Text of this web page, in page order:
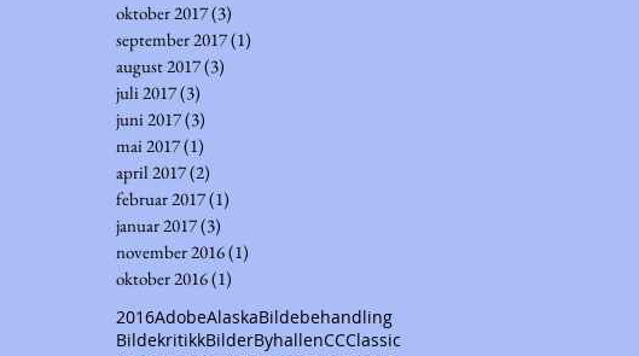
oktober 2017(3)
september 2017(1)
august 2017(3)
juli 2017(3)
juni 2017(3)
mai 2017(1)
april 2017(2)
februar 2017(1)
januar 2017(3)
november 2016(1)
oktober 2016(1)
2016AdobeAlaskaBildebehandling
BildekritikkBilderByhallenCCClassic